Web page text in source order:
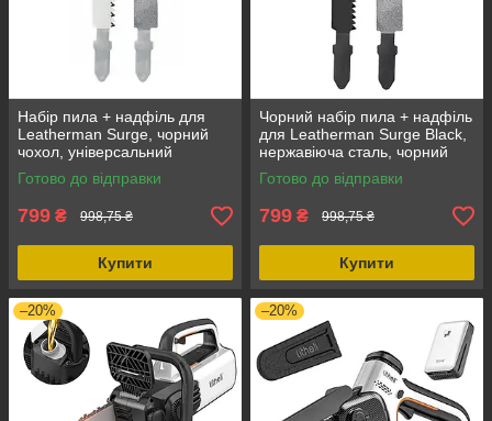
Набір пила + надфіль для
Leatherman Surge, чорний
чохол, універсальний
тристоронній напилок,
алмазне напилення
Готово до відправки
799 ₴ 998,75 ₴
Купити
Чорний набір пила + надфіль
для Leatherman Surge Black,
нержавіюча сталь, чорний
чохол, 2 інструменти
Готово до відправки
799 ₴ 998,75 ₴
Купити
–20% –20%